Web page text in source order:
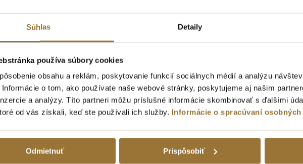
Súhlas Detaily
používa súbory cookies
obsahu a reklám, poskytovanie funkcií sociálnych médií a analýzu
o tom, ako používate naše webové stránky, poskytujeme aj našim
a analýzy. Títo partneri môžu príslušné informácie skombinovať s ďalšími
od vás získali, keď ste používali ich služby. Informácie o spracúvaní
Odmietnuť Prispôsobiť
HERBERRY GIN SILK 40 % 0,7L
23.99€
MINI TATRATEA 32 % CITRUS
1.99€